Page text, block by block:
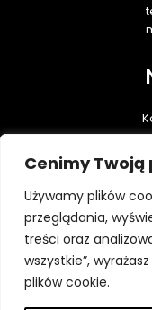
Cenimy
Używamy plików
przeglądania,
treści oraz
wszystkie”,
plików cookie.